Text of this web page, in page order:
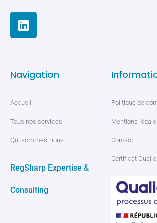
Navigation
Accueil
Tous nos services
Qui sommes-nous
RegSharp Expertise &
Consulting
Politique de
Mentions
Contact
Certificat